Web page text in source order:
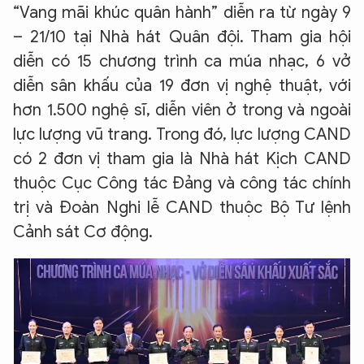
“Vang mãi khúc quân hành” diễn ra từ ngày 9
– 21/10 tại Nhà hát Quân đội. Tham gia hội
diễn có 15 chương trình ca múa nhạc, 6 vở
diễn sân khấu của 19 đơn vị nghệ thuật, với
hơn 1.500 nghệ sĩ, diễn viên ở trong và ngoài
lực lượng vũ trang. Trong đó, lực lượng CAND
có 2 đơn vị tham gia là Nhà hát Kịch CAND
thuộc Cục Công tác Đảng và công tác chính
trị và Đoàn Nghi lễ CAND thuộc Bộ Tư lệnh
Cảnh sát Cơ động.